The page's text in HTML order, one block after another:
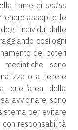
fame di status
assopite le
individui dalle
così ogni
dei poteri
sono
a tenere
quell’area della
avvicinare; sono
per evitare
responsabilità